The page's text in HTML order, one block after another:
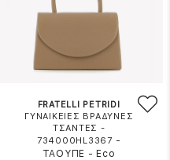
FRATELLI PETRIDI
ΓΥΝΑΙΚΕΙΕΣ ΒΡΑΔΥΝΕΣ
ΤΣΑΝΤΕΣ -
734000HL3367 -
ΤΑΟΥΠΕ - Eco